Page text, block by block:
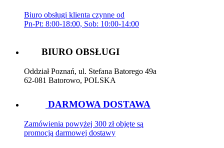
Biuro obsługi klienta czynne od
Pn-Pt: 8:00-18:00, Sob: 10:00-14:00
BIURO OBSŁUGI
Oddział Poznań, ul. Stefana Batorego 49a
62-081 Batorowo, POLSKA
DARMOWA DOSTAWA
Zamówienia powyżej 300 zł objęte są
promocją darmowej dostawy